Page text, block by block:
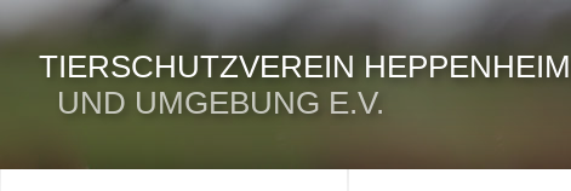
TIERSCHUTZVEREIN HEPPENHEIM
UND UMGEBUNG E.V.